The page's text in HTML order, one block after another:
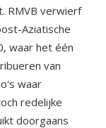
RMVB verwierf
Aziatische
waar het één
van
waar
redelijke
doorgaans